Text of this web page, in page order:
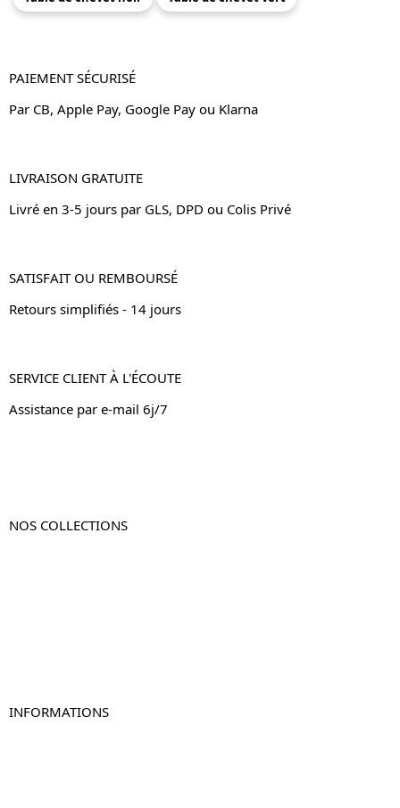
PAIEMENT SÉCURISÉ
Par CB, Apple Pay, Google Pay ou Klarna
LIVRAISON GRATUITE
Livré en 3-5 jours par GLS, DPD ou Colis Privé
SATISFAIT OU REMBOURSÉ
Retours simplifiés - 14 jours
SERVICE CLIENT À L'ÉCOUTE
Assistance par e-mail 6j/7
NOS COLLECTIONS
INFORMATIONS